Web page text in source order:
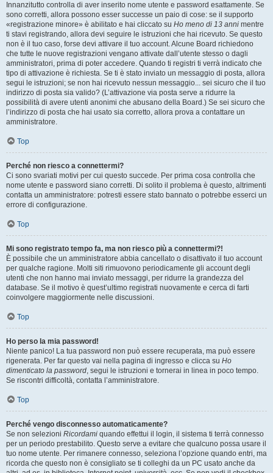
Innanzitutto controlla di aver inserito nome utente e password esattamente. Se
sono corretti, allora possono esser successe un paio di cose: se il supporto
«registrazione minore» è abilitato e hai cliccato su Ho meno di 13 anni mentre
ti stavi registrando, allora devi seguire le istruzioni che hai ricevuto. Se questo
non è il tuo caso, forse devi attivare il tuo account. Alcune Board richiedono
che tutte le nuove registrazioni vengano attivate dall’utente stesso o dagli
amministratori, prima di poter accedere. Quando ti registri ti verrà indicato che
tipo di attivazione è richiesta. Se ti è stato inviato un messaggio di posta, allora
segui le istruzioni; se non hai ricevuto nessun messaggio... sei sicuro che il tuo
indirizzo di posta sia valido? (L’attivazione via posta serve a ridurre la
possibilità di avere utenti anonimi che abusano della Board.) Se sei sicuro che
l’indirizzo di posta che hai usato sia corretto, allora prova a contattare un
amministratore.
Top
Perché non riesco a connettermi?
Ci sono svariati motivi per cui questo succede. Per prima cosa controlla che
nome utente e password siano corretti. Di solito il problema è questo, altrimenti
contatta un amministratore: potresti essere stato bannato o potrebbe esserci un
errore di configurazione.
Top
Mi sono registrato tempo fa, ma non riesco più a connettermi?!
È possibile che un amministratore abbia cancellato o disattivato il tuo account
per qualche ragione. Molti siti rimuovono periodicamente gli account degli
utenti che non hanno mai inviato messaggi, per ridurre la grandezza del
database. Se il motivo è quest’ultimo registrati nuovamente e cerca di farti
coinvolgere maggiormente nelle discussioni.
Top
Ho perso la mia password!
Niente panico! La tua password non può essere recuperata, ma può essere
rigenerata. Per far questo vai nella pagina di ingresso e clicca su Ho
dimenticato la password, segui le istruzioni e tornerai in linea in poco tempo.
Se riscontri difficoltà, contatta l’amministratore.
Top
Perché vengo disconnesso automaticamente?
Se non selezioni Ricordami quando effettui il login, il sistema ti terrà connesso
per un periodo prestabilito. Questo serve a evitare che qualcuno possa usare il
tuo nome utente. Per rimanere connesso, seleziona l’opzione quando entri, ma
ricorda che questo non è consigliato se ti colleghi da un PC usato anche da